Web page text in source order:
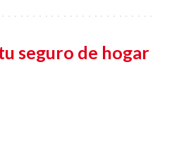
seguro de hogar